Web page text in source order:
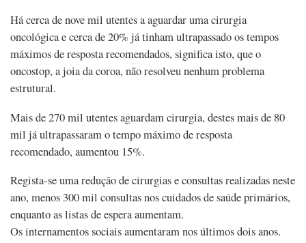
Há cerca de nove mil utentes a aguardar uma cirurgia
oncológica e cerca de 20% já tinham ultrapassado os tempos
máximos de resposta recomendados, significa isto, que o
oncostop, a joia da coroa, não resolveu nenhum problema
estrutural.
Mais de 270 mil utentes aguardam cirurgia, destes mais de 80
mil já ultrapassaram o tempo máximo de resposta
recomendado, aumentou 15%.
Regista-se uma redução de cirurgias e consultas realizadas neste
ano, menos 300 mil consultas nos cuidados de saúde primários,
enquanto as listas de espera aumentam.
Os internamentos sociais aumentaram nos últimos dois anos.